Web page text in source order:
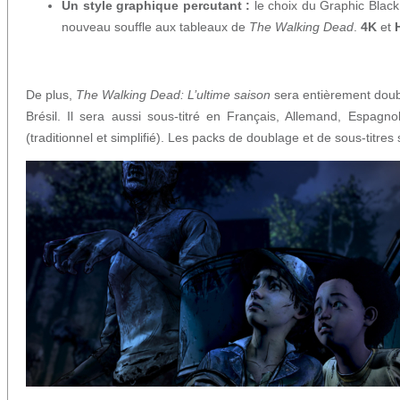
Un style graphique percutant : le choix du Graphic
nouveau souffle aux tableaux de The Walking Dead 4K et
De plus, The Walking Dead: L’ultime saison sera entièrement
Brésil. Il sera aussi sous-titré en Français, Allemand,
(traditionnel et simplifié). Les packs de doublage et de sous-